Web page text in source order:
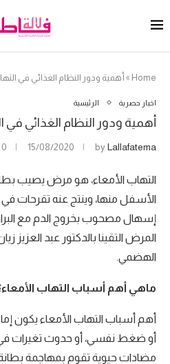
Home
»أهمية ودور النظام الغذائي في
اخبار حصرية الرئيسية
أهمية ودور النظام الغذائي في
byLallafatema
15/08/2020 0 تعليقات
التهاب الأمعاء، هو مرض يصيب
الأسفل منها، وينتج عنه تقرحات
إسهال مصحوب بخروج الدم مع
المرض التقينا بالدكتور عبد العزيز
الهضمي.
ماهي أهم أسباب التهاب الأمعاء
أهم أسباب التهاب الأمعاء يكون
أو ضغط نفسي، أو حدوث تغيرات في
مضادات حيوية تقوم بمهاجمة بطانة